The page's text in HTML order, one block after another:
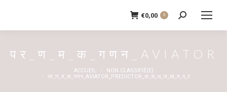
€0,00 0
Recherche
:
ACCUEIL
NON CLASSIFIÉ(E)
पर_ण_म_क_गणन_AVIATOR_PREDICTOR_क_स_थ_ज_ख_म_प_र